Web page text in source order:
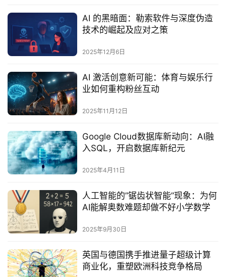
AI 的黑暗面：勒索软件与深度伪造
技术的崛起及应对之策
2025年12月6日
AI 激活创意新可能：体育与娱乐行
业如何重构粉丝互动
2025年11月12日
Google Cloud数据库新动向：AI融
入SQL，开启数据库新纪元
2025年4月11日
人工智能的”锯齿状智能”现象：为何
AI能解奥数难题却做不好小学数学‌
2025年9月30日
英国与德国携手推进量子超级计算
商业化，重塑欧洲科技竞争格局